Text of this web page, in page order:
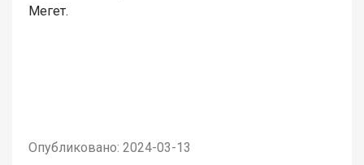
Мегет.
Опубликовано: 2024-03-13